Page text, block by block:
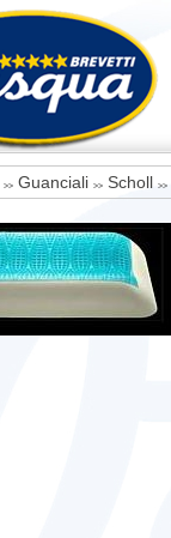
>> Guanciali >> Scholl >>